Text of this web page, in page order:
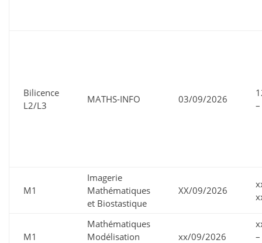
Bilicence
L2/L3
MATHS-INFO 03/09/2026
M1
Imagerie
Mathématiques
et Biostastique
XX/09/2026
M1
Mathématiques
Modélisation
xx/09/2026
–